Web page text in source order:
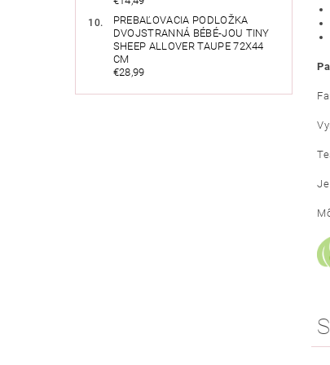
PREBAĽOVACIA PODLOŽKA
DVOJSTRANNÁ BÉBÉ-JOU TINY
SHEEP ALLOVER TAUPE 72X44
CM
€28,99